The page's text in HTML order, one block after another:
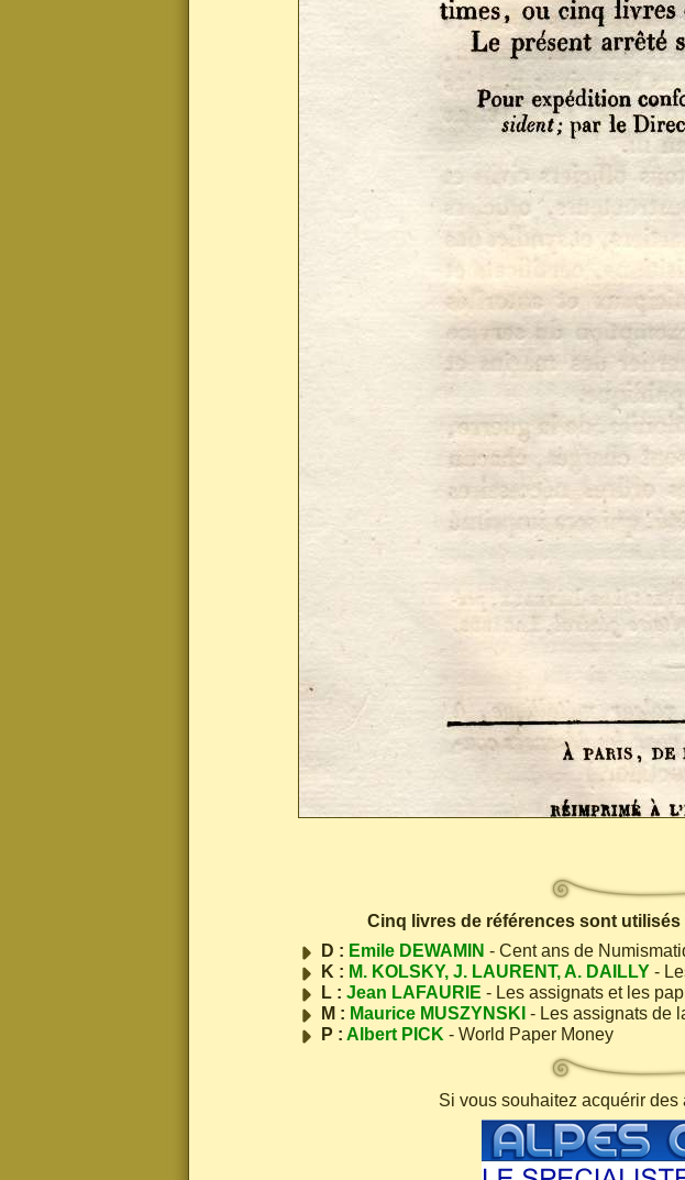
Cinq livres de références sont
D : Emile DEWAMIN - Cent ans de
K : M. KOLSKY, J. LAURENT, A. DAILLY -
L : Jean LAFAURIE - Les assignats et les
M : Maurice MUSZYNSKI - Les assignats de
P : Albert PICK - World Paper Money
Si vous souhaitez acquérir